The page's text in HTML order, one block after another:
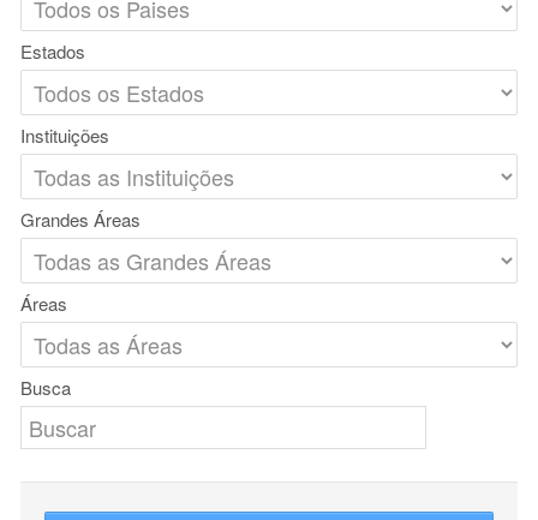
Estados
Instituições
Grandes Áreas
Áreas
Busca